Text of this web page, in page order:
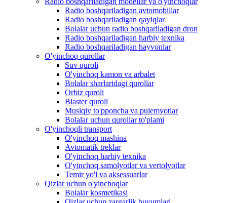
Radio boshqariladigan avtomobillar
Radio boshqariladigan qayiqlar
Bolalar uchun radio boshqariladigan dron
Radio boshqariladigan harbiy texnika
Radio boshqariladigan hayvonlar
O'yinchoq qurollar
Suv quroli
O'yinchoq kamon va arbalet
Bolalar sharlaridagi qurollar
Orbiz quroli
Blaster quroli
Musiqiy to'pponcha va pulemyotlar
Bolalar uchun qurollar to'plami
O'yinchoqli transport
O'yinchoq mashina
Avtomatik treklar
O'yinchoq harbiy texnika
O'yinchoq samolyotlar va vertolyotlar
Temir yo'l va aksessuarlar
Qizlar uchun o'yinchoqlar
Bolalar kosmetikasi